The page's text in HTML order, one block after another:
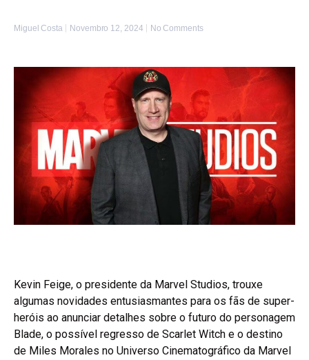
Miguel Costa Novembro 12, 2024 No Comments
Kevin Feige, o presidente da Marvel Studios, trouxe
algumas novidades entusiasmantes para os fãs de super-
heróis ao anunciar detalhes sobre o futuro do personagem
Blade, o possível regresso de Scarlet Witch e o destino
de Miles Morales no Universo Cinematográfico da Marvel